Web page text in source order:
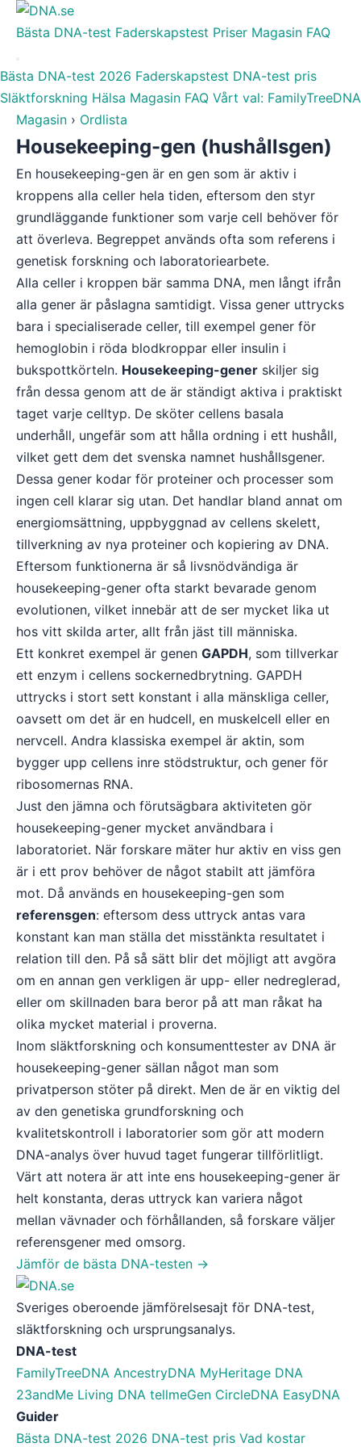
Bästa DNA-test Faderskapstest Priser Magasin FAQ
Bästa DNA-test 2026 Faderskapstest DNA-test pris
Släktforskning Hälsa Magasin FAQ Vårt val: FamilyTreeDNA
Magasin › Ordlista
Housekeeping-gen (hushållsgen)
En housekeeping-gen är en gen som är aktiv i
kroppens alla celler hela tiden, eftersom den styr
grundläggande funktioner som varje cell behöver för
att överleva. Begreppet används ofta som referens i
genetisk forskning och laboratoriearbete.
Alla celler i kroppen bär samma DNA, men långt ifrån
alla gener är påslagna samtidigt. Vissa gener uttrycks
bara i specialiserade celler, till exempel gener för
hemoglobin i röda blodkroppar eller insulin i
bukspottkörteln. Housekeeping-gener skiljer sig
från dessa genom att de är ständigt aktiva i praktiskt
taget varje celltyp. De sköter cellens basala
underhåll, ungefär som att hålla ordning i ett hushåll,
vilket gett dem det svenska namnet hushållsgener.
Dessa gener kodar för proteiner och processer som
ingen cell klarar sig utan. Det handlar bland annat om
energiomsättning, uppbyggnad av cellens skelett,
tillverkning av nya proteiner och kopiering av DNA.
Eftersom funktionerna är så livsnödvändiga är
housekeeping-gener ofta starkt bevarade genom
evolutionen, vilket innebär att de ser mycket lika ut
hos vitt skilda arter, allt från jäst till människa.
Ett konkret exempel är genen GAPDH, som tillverkar
ett enzym i cellens sockernedbrytning. GAPDH
uttrycks i stort sett konstant i alla mänskliga celler,
oavsett om det är en hudcell, en muskelcell eller en
nervcell. Andra klassiska exempel är aktin, som
bygger upp cellens inre stödstruktur, och gener för
ribosomernas RNA.
Just den jämna och förutsägbara aktiviteten gör
housekeeping-gener mycket användbara i
laboratoriet. När forskare mäter hur aktiv en viss gen
är i ett prov behöver de något stabilt att jämföra
mot. Då används en housekeeping-gen som
referensgen: eftersom dess uttryck antas vara
konstant kan man ställa det misstänkta resultatet i
relation till den. På så sätt blir det möjligt att avgöra
om en annan gen verkligen är upp- eller nedreglerad,
eller om skillnaden bara beror på att man råkat ha
olika mycket material i proverna.
Inom släktforskning och konsumenttester av DNA är
housekeeping-gener sällan något man som
privatperson stöter på direkt. Men de är en viktig del
av den genetiska grundforskning och
kvalitetskontroll i laboratorier som gör att modern
DNA-analys över huvud taget fungerar tillförlitligt.
Värt att notera är att inte ens housekeeping-gener är
helt konstanta, deras uttryck kan variera något
mellan vävnader och förhållanden, så forskare väljer
referensgener med omsorg.
Jämför de bästa DNA-testen →
Sveriges oberoende jämförelsesajt för DNA-test,
släktforskning och ursprungsanalys.
DNA-test
FamilyTreeDNA AncestryDNA MyHeritage DNA
23andMe Living DNA tellmeGen CircleDNA EasyDNA
Guider
Bästa DNA-test 2026 DNA-test pris Vad kostar